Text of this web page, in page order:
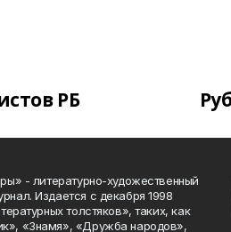
РБ
- литературно-художественный
Издается с декабря 1998
толстяков», таких, как
«Знамя», «Дружба народов»,